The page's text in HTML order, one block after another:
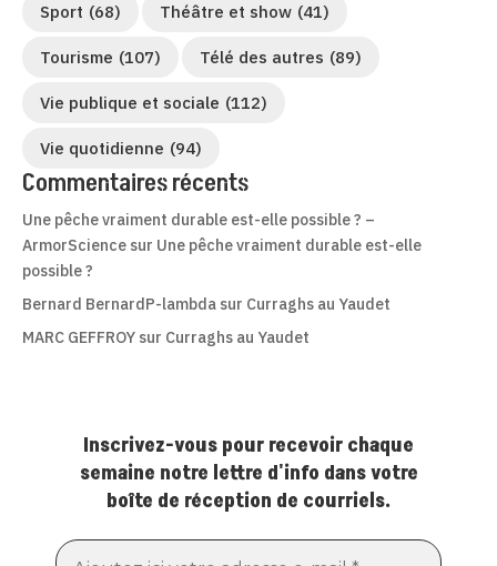
Sport (68) Théâtre et show (41)
Tourisme (107) Télé des autres (89)
Vie publique et sociale (112)
Vie quotidienne (94)
Commentaires récents
Une pêche vraiment durable est-elle possible ? –
ArmorScience sur Une pêche vraiment durable est-elle
possible ?
Bernard BernardP-lambda sur Curraghs au Yaudet
MARC GEFFROY sur Curraghs au Yaudet
Inscrivez-vous pour recevoir chaque
semaine notre lettre d'info dans votre
boîte de réception de courriels.